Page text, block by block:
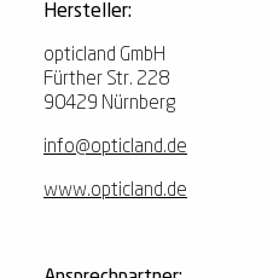
Hersteller:
opticland GmbH
Fürther Str. 228
90429 Nürnberg
info@opticland.de
www.opticland.de